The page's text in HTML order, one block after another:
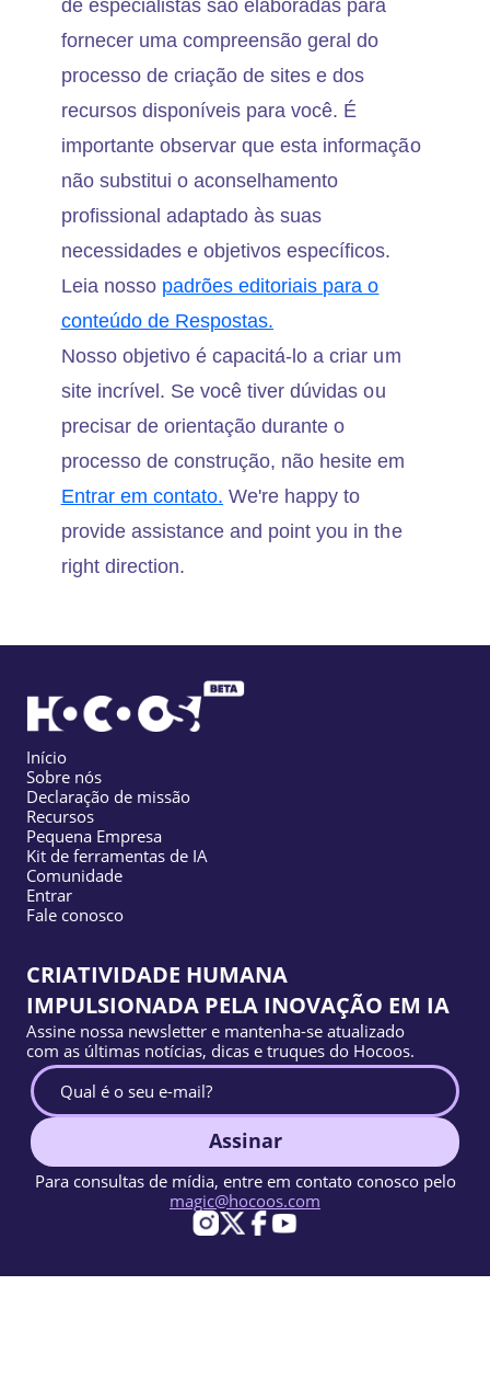
de especialistas são elaboradas para
fornecer uma compreensão geral do
processo de criação de sites e dos
recursos disponíveis para você. É
importante observar que esta informação
não substitui o aconselhamento
profissional adaptado às suas
necessidades e objetivos específicos.
Leia nosso padrões editoriais para o
conteúdo de Respostas.
Nosso objetivo é capacitá-lo a criar um
site incrível. Se você tiver dúvidas ou
precisar de orientação durante o
processo de construção, não hesite em
Entrar em contato. We're happy to
provide assistance and point you in the
right direction.
Início
Sobre nós
Declaração de missão
Recursos
Pequena Empresa
Kit de ferramentas de IA
Comunidade
Entrar
Fale conosco
CRIATIVIDADE HUMANA
IMPULSIONADA PELA INOVAÇÃO EM IA
Assine nossa newsletter e mantenha-se atualizado
com as últimas notícias, dicas e truques do Hocoos.
Assinar
Para consultas de mídia, entre em contato conosco pelo
magic@hocoos.com